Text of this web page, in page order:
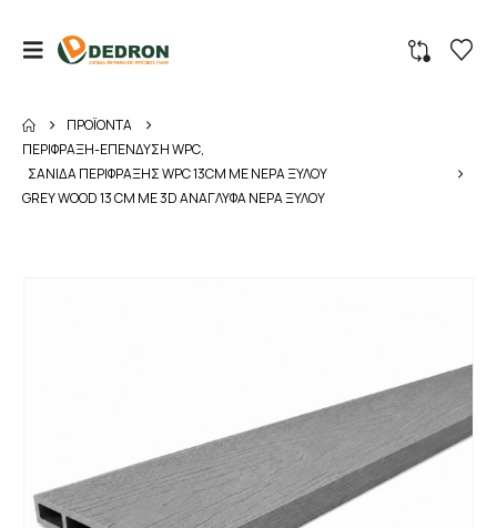
ΠΡΟΪΌΝΤΑ
ΠΕΡΙΦΡΑΞΗ-ΕΠΕΝΔΥΣΗ WPC,
ΣΑΝΙΔΑ ΠΕΡΙΦΡΑΞΗΣ WPC 13CM ΜΕ ΝΕΡΑ ΞΥΛΟΥ
GREY WOOD 13 CM ΜΕ 3D ΑΝΑΓΛΥΦΑ ΝΕΡΑ ΞΥΛΟΥ